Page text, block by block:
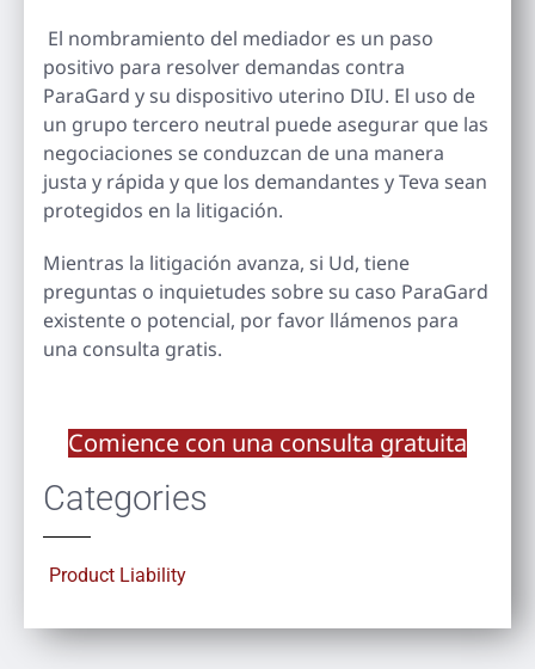
El nombramiento del mediador es un paso
positivo para resolver demandas contra
ParaGard y su dispositivo uterino DIU. El uso de
un grupo tercero neutral puede asegurar que las
negociaciones se conduzcan de una manera
justa y rápida y que los demandantes y Teva sean
protegidos en la litigación.
Mientras la litigación avanza, si Ud, tiene
preguntas o inquietudes sobre su caso ParaGard
existente o potencial, por favor llámenos para
una consulta gratis.
Comience con una consulta gratuita
Categories
Product Liability